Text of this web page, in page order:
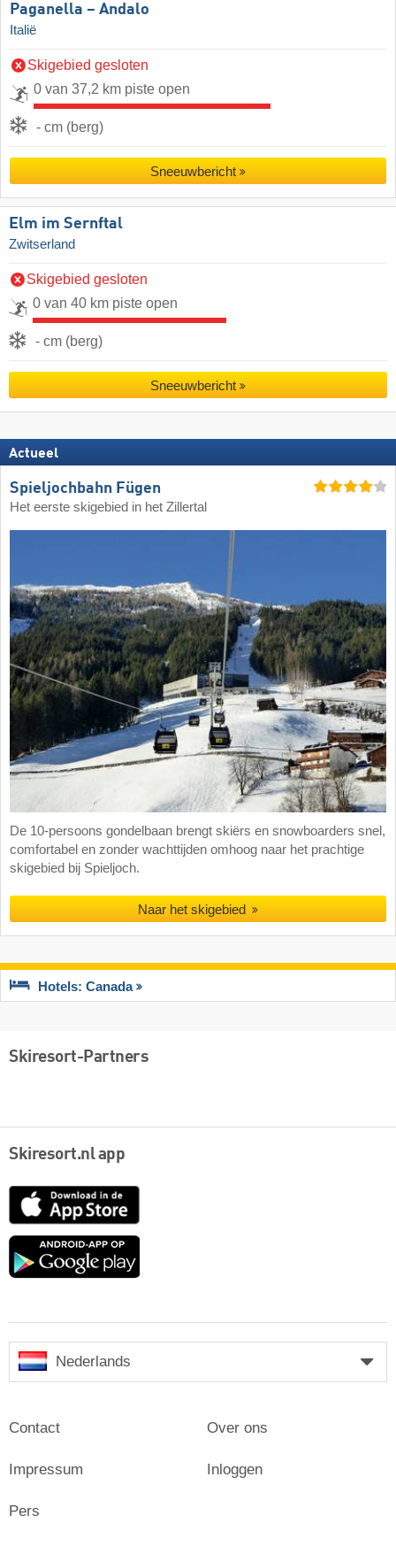
Paganella – Andalo
Italië
Skigebied gesloten
0 van 37,2 km piste open
- cm (berg)
Sneeuwbericht
Elm im Sernftal
Zwitserland
Skigebied gesloten
0 van 40 km piste open
- cm (berg)
Sneeuwbericht
Actueel
Spieljochbahn Fügen
Het eerste skigebied in het Zillertal
De 10-persoons gondelbaan brengt skiërs en snowboarders snel,
comfortabel en zonder wachttijden omhoog naar het prachtige
skigebied bij Spieljoch.
Naar het skigebied
Hotels: Canada
Skiresort-Partners
Skiresort.nl app
App
Google
Nederlands
Contact
Impressum
Pers
Over ons
Inloggen